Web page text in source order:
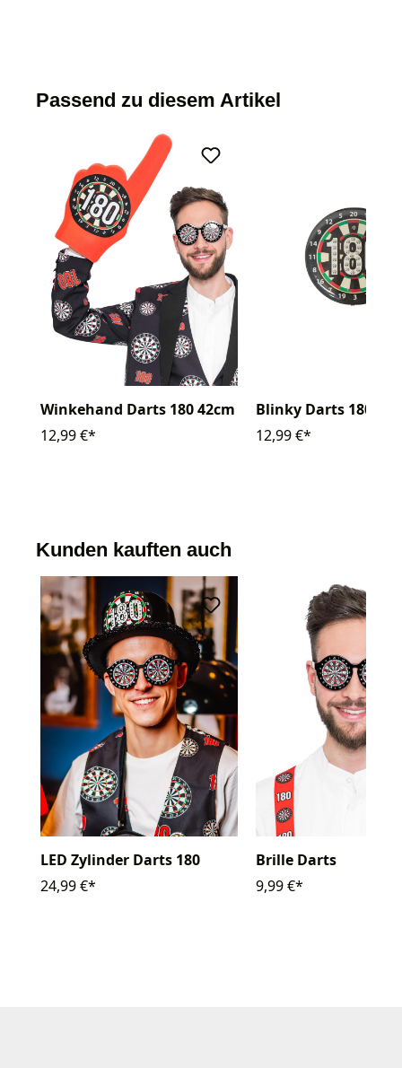
Passend zu diesem Artikel
Winkehand Darts 180 42cm
12,99 €*
Blinky Darts 180
12,99 €*
Kunden kauften auch
LED Zylinder Darts 180
24,99 €*
Brille Darts
9,99 €*